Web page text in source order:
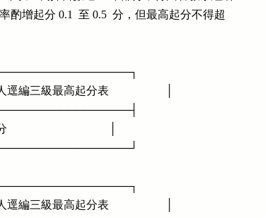
酌增起分 0.1  至 0.5  分，但最高起分不得超
編三級最高起分表                    │
│
編三級最高起分表                    │